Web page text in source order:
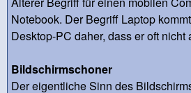
Notebook. Der Begriff Laptop
Desktop-PC daher, dass er oft nicht
Bildschirmschoner
Der eigentliche Sinn des